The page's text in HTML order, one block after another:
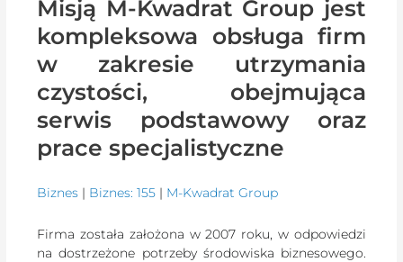
Misją M-Kwadrat Group jest
kompleksowa obsługa firm
w zakresie utrzymania
czystości, obejmująca
serwis podstawowy oraz
prace specjalistyczne
Biznes | Biznes: 155 | M-Kwadrat Group
Firma została założona w 2007 roku, w odpowiedzi
na dostrzeżone potrzeby środowiska biznesowego.